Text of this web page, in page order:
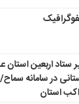
استان